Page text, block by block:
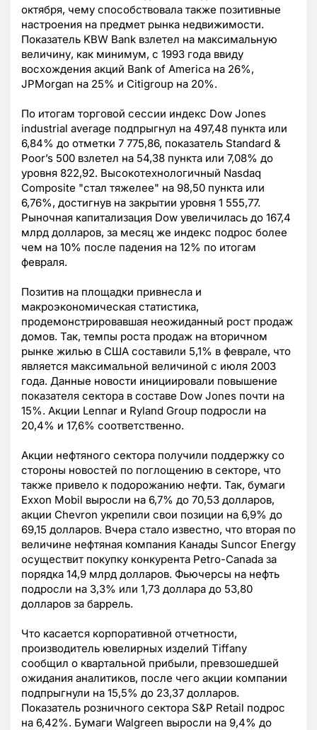
октября, чему способствовала также позитивные
настроения на предмет рынка недвижимости.
Показатель KBW Bank взлетел на максимальную
величину, как минимум, с 1993 года ввиду
восхождения акций Bank of America на 26%,
JPMorgan на 25% и Citigroup на 20%.
По итогам торговой сессии индекс Dow Jones
industrial average подпрыгнул на 497,48 пункта или
6,84% до отметки 7 775,86, показатель Standard &
Poor’s 500 взлетел на 54,38 пункта или 7,08% до
уровня 822,92. Высокотехнологичный Nasdaq
Composite "стал тяжелее" на 98,50 пункта или
6,76%, достигнув на закрытии уровня 1 555,77.
Рыночная капитализация Dow увеличилась до 167,4
млрд долларов, за месяц же индекс подрос более
чем на 10% после падения на 12% по итогам
февраля.
Позитив на площадки привнесла и
макроэкономическая статистика,
продемонстрировавшая неожиданный рост продаж
домов. Так, темпы роста продаж на вторичном
рынке жилью в США составили 5,1% в феврале, что
является максимальной величиной с июля 2003
года. Данные новости инициировали повышение
показателя сектора в составе Dow Jones почти на
15%. Акции Lennar и Ryland Group подросли на
20,4% и 17,6% соответственно.
Акции нефтяного сектора получили поддержку со
стороны новостей по поглощению в секторе, что
также привело к подорожанию нефти. Так, бумаги
Exxon Mobil выросли на 6,7% до 70,53 долларов,
акции Chevron укрепили свои позиции на 6,9% до
69,15 долларов. Вчера стало известно, что вторая по
величине нефтяная компания Канады Suncor Energy
осуществит покупку конкурента Petro-Canada за
порядка 14,9 млрд долларов. Фьючерсы на нефть
подросли на 3,3% или 1,73 доллара до 53,80
долларов за баррель.
Что касается корпоративной отчетности,
производитель ювелирных изделий Tiffany
сообщил о квартальной прибыли, превзошедшей
ожидания аналитиков, после чего акции компании
подпрыгнули на 15,5% до 23,37 долларов.
Показатель розничного сектора S&P Retail подрос
на 6,42%. Бумаги Walgreen выросли на 9,4% до